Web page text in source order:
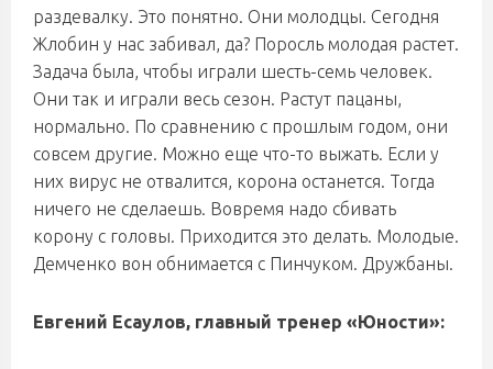
раздевалку. Это понятно. Они молодцы. Сегодня
Жлобин у нас забивал, да? Поросль молодая растет.
Задача была, чтобы играли шесть-семь человек.
Они так и играли весь сезон. Растут пацаны,
нормально. По сравнению с прошлым годом, они
совсем другие. Можно еще что-то выжать. Если у
них вирус не отвалится, корона останется. Тогда
ничего не сделаешь. Вовремя надо сбивать
корону с головы. Приходится это делать. Молодые.
Демченко вон обнимается с Пинчуком. Дружбаны.
Евгений Есаулов, главный тренер «Юности»: